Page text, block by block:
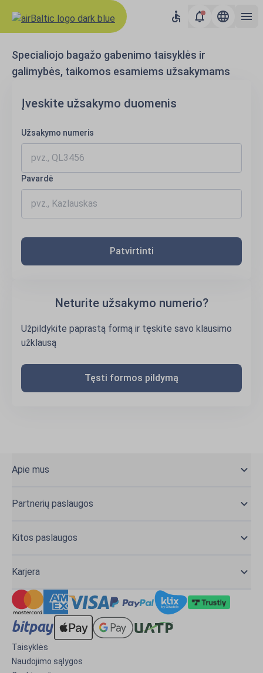
Specialiojo bagažo gabenimo taisyklės ir
galimybės, taikomos esamiems užsakymams
Įveskite užsakymo duomenis
Užsakymo numeris
Pavardė
Patvirtinti
Neturite užsakymo numerio?
Užpildykite paprastą formą ir tęskite savo klausimo
užklausą
Tęsti formos pildymą
Apie mus
Partnerių paslaugos
Kitos paslaugos
Karjera
Taisyklės
Naudojimo sąlygos